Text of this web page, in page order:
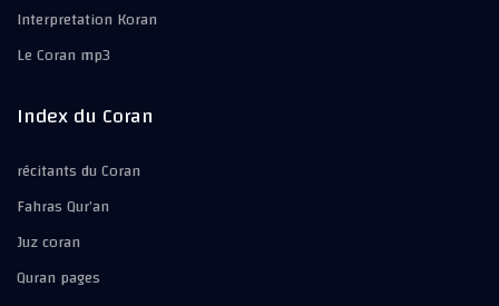
Interpretation Koran
Le Coran mp3
Index du Coran
récitants du Coran
Fahras Qur’an
Juz coran
Quran pages